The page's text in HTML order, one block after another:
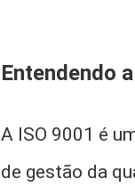
Entendendo
A ISO 9001 é
de gestão da